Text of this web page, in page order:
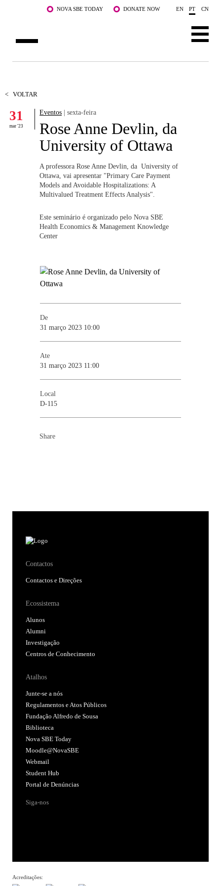
Saltar para o conteúdo principalNOVA SBE TODAY DONATE NOW EN PT CN
DOCENTES E INVESTIGAÇÃO
COMUNIDADE
WHAT'S HAPPENING
< VOLTAR
31
mar '23
Eventos | sexta-feira
Rose Anne Devlin, da
University of Ottawa
A professora Rose Anne Devlin, da University of
Ottawa, vai apresentar "Primary Care Payment
Models and Avoidable Hospitalizations: A
Multivalued Treatment Effects Analysis".
Este seminário é organizado pelo Nova SBE
Health Economics & Management Knowledge
Center
De
31 março 2023 10:00
Ate
31 março 2023 11:00
Local
D-115
Share
Contactos
Contactos e Direções
Ecossistema
Alunos
Alumni
Investigação
Centros de Conhecimento
Atalhos
Junte-se a nós
Regulamentos e Atos Públicos
Fundação Alfredo de Sousa
Biblioteca
Nova SBE Today
Moodle@NovaSBE
Webmail
Student Hub
Portal de Denúncias
Siga-nos
Acreditações: